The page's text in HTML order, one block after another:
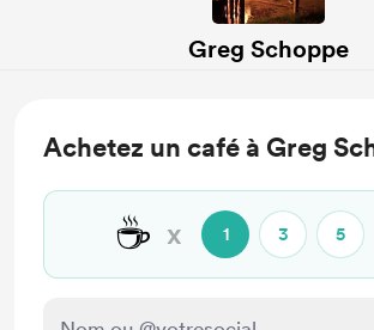
Greg Schoppe
Achetez un café à Greg
☕ x 1 3 5